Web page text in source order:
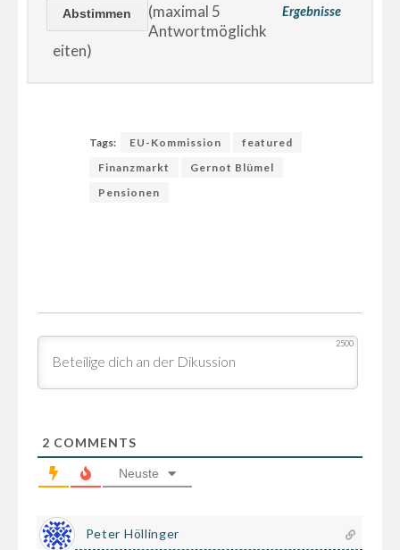
Ergebnisse
(maximal 5
Antwortmöglichk
eiten)
Tags: EU-Kommission
featured
Finanzmarkt
Gernot Blümel
Pensionen
2500
2 COMMENTS
Neuste
Peter Höllinger